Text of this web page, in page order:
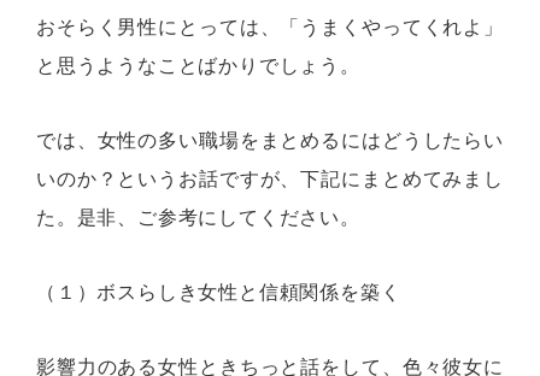
おそらく男性にとっては、「うまくやってくれよ」
と思うようなことばかりでしょう。
では、女性の多い職場をまとめるにはどうしたらい
いのか？というお話ですが、下記にまとめてみまし
た。是非、ご参考にしてください。
（１）ボスらしき女性と信頼関係を築く
影響力のある女性ときちっと話をして、色々彼女に